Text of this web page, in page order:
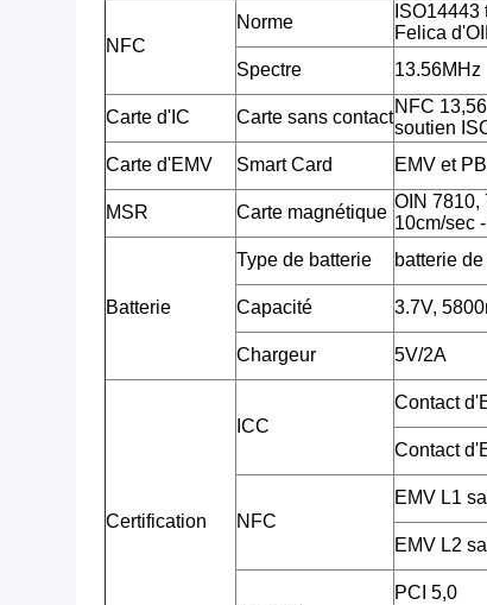
NFC
Norme
Felica
Spectre
13.56MHz
Carte d'IC Carte sans contact
NFC
soutien
Carte d'EMV
Smart Card EMV et
MSR Carte magnétique
OIN 7810,
10cm/sec
Batterie
Type de batterie batterie
Capacité 3.7V,
Chargeur 5V/2A
Certification
ICC
Contact
Contact
NFC
EMV L1
EMV L2
PCI 5,0